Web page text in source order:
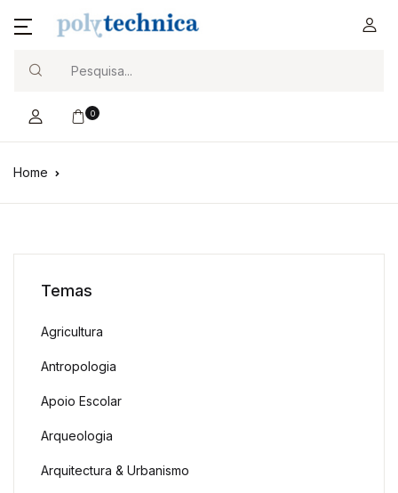
0
Home
Temas
Agricultura
Antropologia
Apoio Escolar
Arqueologia
Arquitectura & Urbanismo